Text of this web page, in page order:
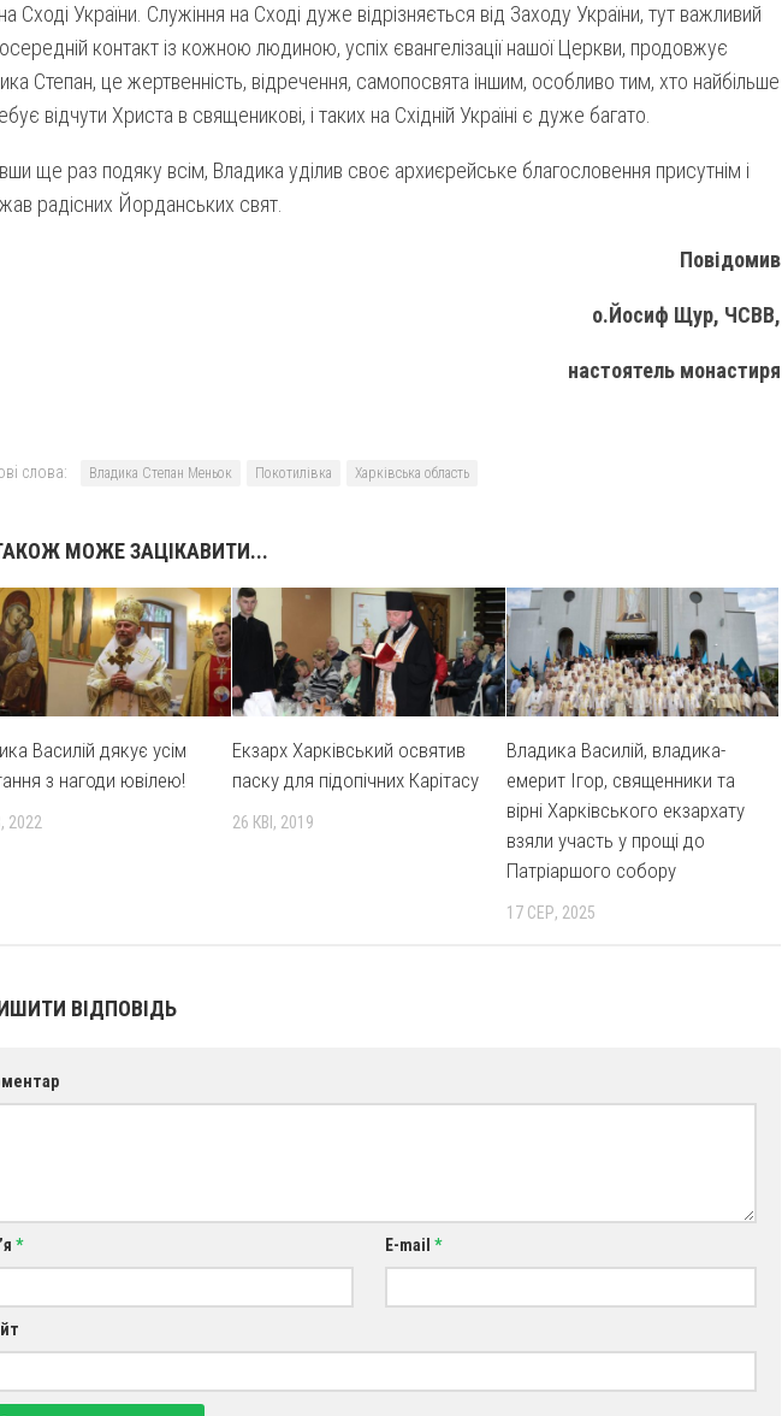
на Сході України. Служіння на Сході дуже відрізняється від Заходу України, тут важливий
контакт із кожною людиною, успіх євангелізації нашої Церкви, продовжує
Степан, це жертвенність, відречення, самопосвята іншим, особливо тим, хто найбільше
відчути Христа в священикові, і таких на Східній Україні є дуже багато.
ще раз подяку всім, Владика уділив своє архиєрейське благословення присутнім і
радісних Йорданських свят.
Повідомив
о.Йосиф Щур, ЧСВВ,
настоятель монастиря
слова: Владика Степан Меньок Покотилівка Харківська область
МОЖЕ ЗАЦІКАВИТИ...
Василій дякує усім
з нагоди ювілею!
2022
Екзарх Харківський освятив
паску для підопічних Карітасу
26 КВІ, 2019
Владика Василій, владика-
емерит Ігор, священники та
вірні Харківського екзархату
взяли участь у прощі до
Патріаршого собору
17 СЕР, 2025
ВІДПОВІДЬ
* E-mail *